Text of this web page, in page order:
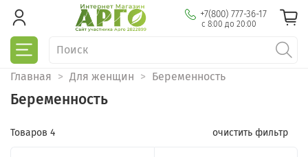
+7(800) 777-36-17
с 8:00 до 20:00
Главная Для женщин Беременность
Беременность
Товаров 4 очистить фильтр